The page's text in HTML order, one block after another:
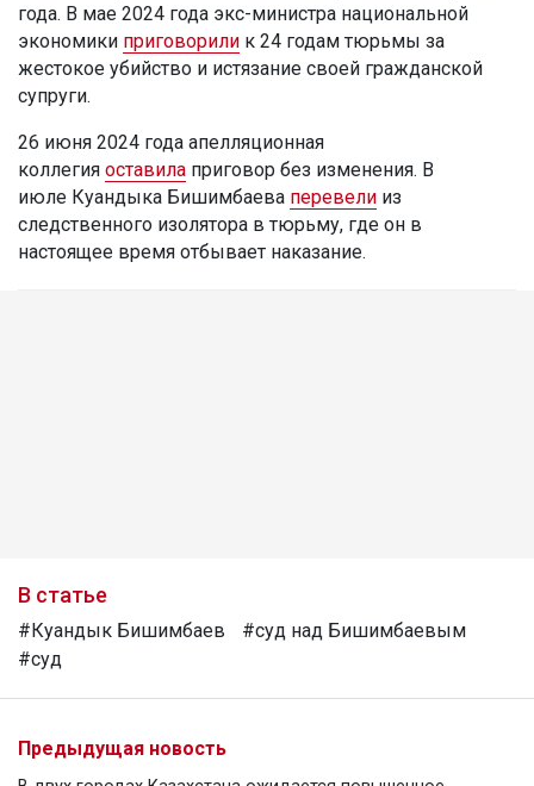
года. В мае 2024 года экс-министра национальной
экономики приговорили к 24 годам тюрьмы за
жестокое убийство и истязание своей гражданской
супруги.
26 июня 2024 года апелляционная
коллегия оставила приговор без изменения. В
июле Куандыка Бишимбаева перевели из
следственного изолятора в тюрьму, где он в
настоящее время отбывает наказание.
В статье
#Куандык Бишимбаев
#суд над Бишимбаевым
#суд
Предыдущая новость